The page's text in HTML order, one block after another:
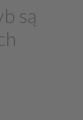
(żurawie)
są